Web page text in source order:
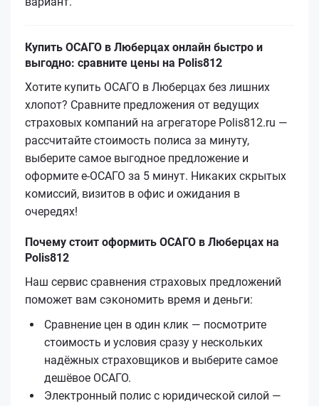
Купить ОСАГО в Люберцах онлайн быстро и
выгодно: сравните цены на Polis812
Хотите купить ОСАГО в Люберцах без лишних
хлопот? Сравните предложения от ведущих
страховых компаний на агрегаторе Polis812.ru —
рассчитайте стоимость полиса за минуту,
выберите самое выгодное предложение и
оформите е‑ОСАГО за 5 минут. Никаких скрытых
комиссий, визитов в офис и ожидания в
очередях!
Почему стоит оформить ОСАГО в Люберцах на
Polis812
Наш сервис сравнения страховых предложений
поможет вам сэкономить время и деньги:
Сравнение цен в один клик — посмотрите
стоимость и условия сразу у нескольких
надёжных страховщиков и выберите самое
дешёвое ОСАГО.
Электронный полис с юридической силой —